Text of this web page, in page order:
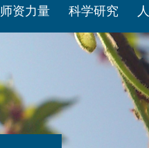
师资力量 科学研究